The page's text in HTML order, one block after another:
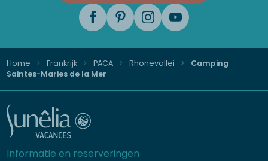
Home Frankrijk PACA Rhonevallei
Camping
Saintes-Maries de la Mer
Informatie en reserveringen